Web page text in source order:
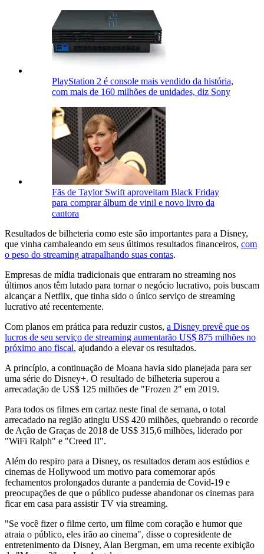
PlayStation 2 é console mais vendido da história,
com mais de 160 milhões de unidades, diz Sony
Fãs de Taylor Swift aproveitam Black Friday
para comprar álbum de vinil e novo livro da
cantora
Resultados de bilheteria como este são importantes para a Disney,
que vinha cambaleando em seus últimos resultados financeiros, com
o peso do streaming atrapalhando suas contas.
Empresas de mídia tradicionais que entraram no streaming nos
últimos anos têm lutado para tornar o negócio lucrativo, pois buscam
alcançar a Netflix, que tinha sido o único serviço de streaming
lucrativo até recentemente.
Com planos em prática para reduzir custos, a Disney prevê que os
lucros de seu serviço de streaming aumentarão US$ 875 milhões no
próximo ano fiscal, ajudando a elevar os resultados.
A princípio, a continuação de Moana havia sido planejada para ser
uma série do Disney+. O resultado de bilheteria superou a
arrecadação de US$ 125 milhões de "Frozen 2" em 2019.
Para todos os filmes em cartaz neste final de semana, o total
arrecadado na região atingiu US$ 420 milhões, quebrando o recorde
de Ação de Graças de 2018 de US$ 315,6 milhões, liderado por
"WiFi Ralph" e "Creed II".
Além do respiro para a Disney, os resultados deram aos estúdios e
cinemas de Hollywood um motivo para comemorar após
fechamentos prolongados durante a pandemia de Covid-19 e
preocupações de que o público pudesse abandonar os cinemas para
ficar em casa para assistir TV via streaming.
"Se você fizer o filme certo, um filme com coração e humor que
atraia o público, eles irão ao cinema", disse o copresidente de
entretenimento da Disney, Alan Bergman, em uma recente exibição